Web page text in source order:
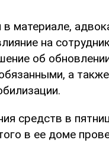
в материале,
на
об
а
средств в
в ее доме